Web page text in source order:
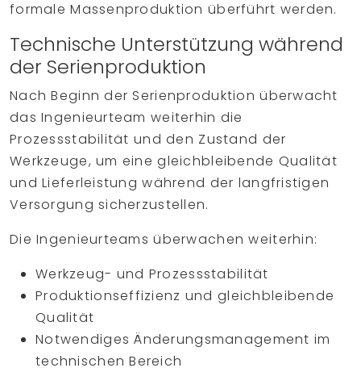
formale Massenproduktion überführt werden.
Technische Unterstützung während
der Serienproduktion
Nach Beginn der Serienproduktion überwacht
das Ingenieurteam weiterhin die
Prozessstabilität und den Zustand der
Werkzeuge, um eine gleichbleibende Qualität
und Lieferleistung während der langfristigen
Versorgung sicherzustellen.
Die Ingenieurteams überwachen weiterhin:
Werkzeug- und Prozessstabilität
Produktionseffizienz und gleichbleibende
Qualität
Notwendiges Änderungsmanagement im
technischen Bereich